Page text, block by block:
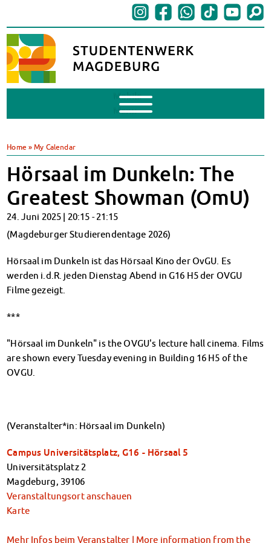
Mobile
Menu
BAföG beantragen
BAföG-FAQs
Dokumente
BAföG-Sprechstunden
Kredite & Stipendien
AnsprechpartnerInnen
Mensen & Cafeterien
JoGo – Studibar + Eventspace
Klimabewusst essen
Mensa-FAQs
AnsprechpartnerInnen
Wohnen
Wohnheime im Überblick
MIT einander – FÜR einander
Schadensmeldung
Wohnen-FAQ
Dokumente
AnsprechpartnerInnen
Sozialberatung
Home »My Calendar
Hörsaal im Dunkeln: The
Greatest Showman (OmU)
24. Juni 2025 | 20:15 -21:15
(Magdeburger Studierendentage 2026)
Hörsaal im Dunkeln ist das Hörsaal Kino der OvGU. Es
werden i.d.R. jeden Dienstag Abend in G16 H5 der OVGU
Filme gezeigt.
***
"Hörsaal im Dunkeln" is the OVGU's lecture hall cinema. Films
are shown every Tuesday evening in Building 16 H5 of the
OVGU.
(Veranstalter*in: Hörsaal im Dunkeln)
Campus Universitätsplatz, G16 - Hörsaal 5
Universitätsplatz 2
Magdeburg, 39106
Veranstaltungsort anschauen
Karte
Mehr Infos beim Veranstalter | More information from the